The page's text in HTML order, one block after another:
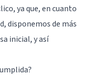
ya que, en cuanto
disponemos de más
inicial, y así